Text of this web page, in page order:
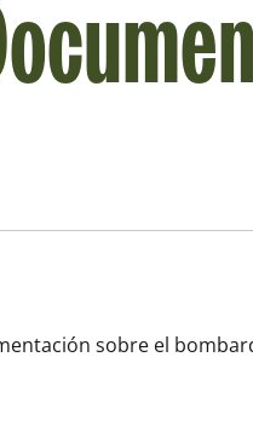
sobre el